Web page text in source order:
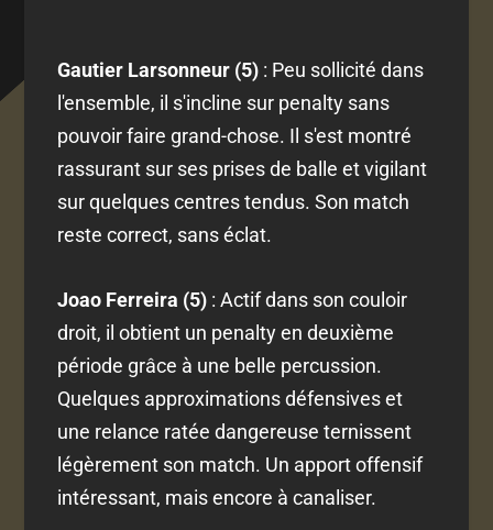
Gautier Larsonneur (5) : Peu sollicité dans
l'ensemble, il s'incline sur penalty sans
pouvoir faire grand-chose. Il s'est montré
rassurant sur ses prises de balle et vigilant
sur quelques centres tendus. Son match
reste correct, sans éclat.
Joao Ferreira (5) : Actif dans son couloir
droit, il obtient un penalty en deuxième
période grâce à une belle percussion.
Quelques approximations défensives et
une relance ratée dangereuse ternissent
légèrement son match. Un apport offensif
intéressant, mais encore à canaliser.